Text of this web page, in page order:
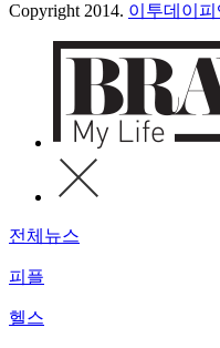
Copyright 2014. 이투데이피
전체뉴스
피플
헬스